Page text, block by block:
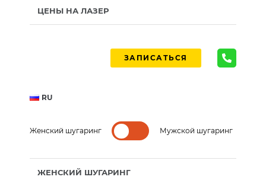
ЦЕНЫ НА ЛАЗЕР
ЗАПИСАТЬСЯ
RU
Женский шугаринг Мужской шугаринг
ЖЕНСКИЙ ШУГАРИНГ